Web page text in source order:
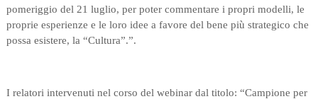
pomeriggio del 21 luglio, per poter commentare i propri modelli, le
proprie esperienze e le loro idee a favore del bene più strategico che
possa esistere, la “Cultura”.”.
I relatori intervenuti nel corso del webinar dal titolo: “Campione per